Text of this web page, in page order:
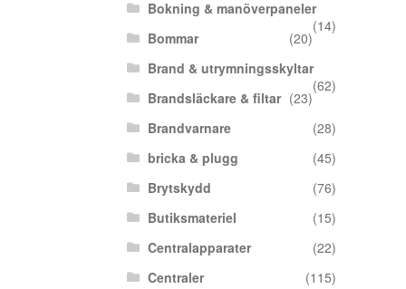
Bokning & manöverpaneler
(14)
Bommar
(20)
Brand & utrymningsskyltar
(62)
Brandsläckare & filtar (23)
Brandvarnare
(28)
bricka & plugg
(45)
Brytskydd
(76)
Butiksmateriel
(15)
Centralapparater
(22)
Centraler
(115)